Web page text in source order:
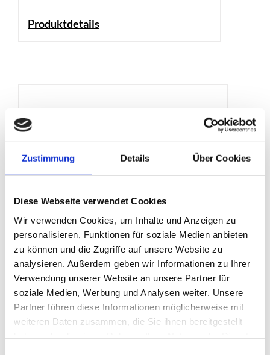
Zustimmung Details Über Cookies
Diese Webseite verwendet Cookies
Wir verwenden Cookies, um Inhalte und Anzeigen zu
personalisieren, Funktionen für soziale Medien anbieten
zu können und die Zugriffe auf unsere Website zu
analysieren. Außerdem geben wir Informationen zu Ihrer
Verwendung unserer Website an unsere Partner für
soziale Medien, Werbung und Analysen weiter. Unsere
Partner führen diese Informationen möglicherweise mit
weiteren Daten zusammen, die Sie ihnen bereitgestellt
Produktdetails
TL-Platte
Produktdetails